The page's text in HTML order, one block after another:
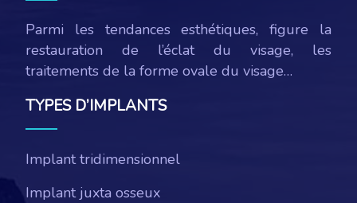
Parmi les tendances esthétiques, figure la
restauration de l’éclat du visage, les
traitements de la forme ovale du visage…
TYPES D’IMPLANTS
Implant tridimensionnel
Implant juxta osseux